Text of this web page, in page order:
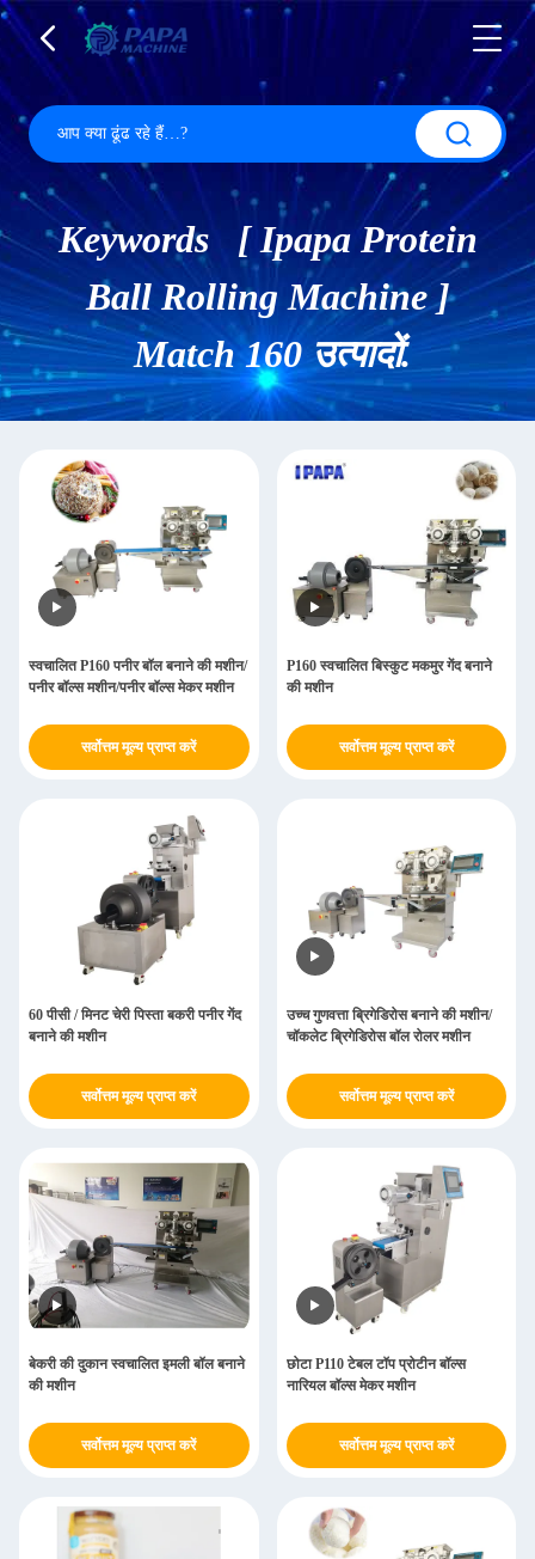
Keywords [ Ipapa Protein
Ball Rolling Machine ]
Match 160 उत्पादों.
स्वचालित P160 पनीर बॉल बनाने की मशीन/
पनीर बॉल्स मशीन/पनीर बॉल्स मेकर मशीन
सर्वोत्तम मूल्य प्राप्त करें
P160 स्वचालित बिस्कुट मकमुर गेंद बनाने
की मशीन
सर्वोत्तम मूल्य प्राप्त करें
60 पीसी / मिनट चेरी पिस्ता बकरी पनीर गेंद
बनाने की मशीन
सर्वोत्तम मूल्य प्राप्त करें
उच्च गुणवत्ता ब्रिगेडिरोस बनाने की मशीन/
चॉकलेट ब्रिगेडिरोस बॉल रोलर मशीन
सर्वोत्तम मूल्य प्राप्त करें
बेकरी की दुकान स्वचालित इमली बॉल बनाने
की मशीन
सर्वोत्तम मूल्य प्राप्त करें
छोटा P110 टेबल टॉप प्रोटीन बॉल्स
नारियल बॉल्स मेकर मशीन
सर्वोत्तम मूल्य प्राप्त करें